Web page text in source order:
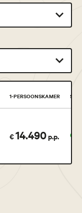
1-PERSOONSKAMER
€14.490p.p.